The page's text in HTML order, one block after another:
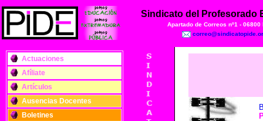
Sindicato del Profesorado
Apartado de Correos nº1 - 06800
Actuaciones
Afíliate
Artículos
Ausencias Docentes
Boletines